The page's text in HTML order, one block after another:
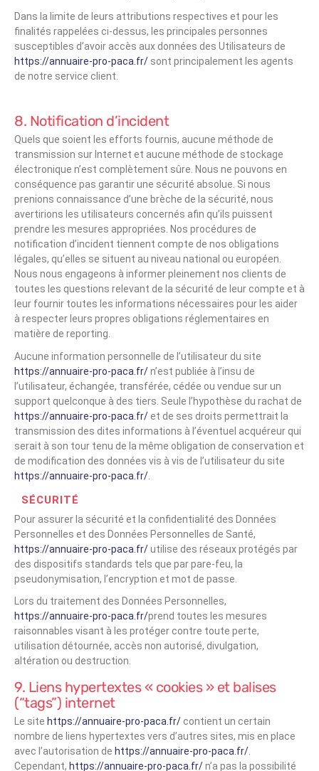
Dans la limite de leurs attributions respectives et pour les
finalités rappelées ci-dessus, les principales personnes
susceptibles d’avoir accès aux données des Utilisateurs de
https://annuaire-pro-paca.fr/ sont principalement les agents
de notre service client.
8. Notification d’incident
Quels que soient les efforts fournis, aucune méthode de
transmission sur Internet et aucune méthode de stockage
électronique n’est complètement sûre. Nous ne pouvons en
conséquence pas garantir une sécurité absolue. Si nous
prenions connaissance d’une brèche de la sécurité, nous
avertirions les utilisateurs concernés afin qu’ils puissent
prendre les mesures appropriées. Nos procédures de
notification d’incident tiennent compte de nos obligations
légales, qu’elles se situent au niveau national ou européen.
Nous nous engageons à informer pleinement nos clients de
toutes les questions relevant de la sécurité de leur compte et à
leur fournir toutes les informations nécessaires pour les aider
à respecter leurs propres obligations réglementaires en
matière de reporting.
Aucune information personnelle de l’utilisateur du site
https://annuaire-pro-paca.fr/n’est publiée à l’insu de
l’utilisateur, échangée, transférée, cédée ou vendue sur un
support quelconque à des tiers. Seule l’hypothèse du rachat de
https://annuaire-pro-paca.fr/et de ses droits permettrait la
transmission des dites informations à l’éventuel acquéreur qui
serait à son tour tenu de la même obligation de conservation et
de modification des données vis à vis de l’utilisateur du site
https://annuaire-pro-paca.fr/
SÉCURITÉ
Pour assurer la sécurité et la confidentialité des Données
Personnelles et des Données Personnelles de Santé,
https://annuaire-pro-paca.fr/utilise des réseaux protégés par
des dispositifs standards tels que par pare-feu, la
pseudonymisation, l’encryption et mot de passe.
Lors du traitement des Données Personnelles,
https://annuaire-pro-paca.fr/prend toutes les mesures
raisonnables visant à les protéger contre toute perte,
utilisation détournée, accès non autorisé, divulgation,
altération ou destruction.
9. Liens hypertextes « cookies » et balises
(“tags”) internet
Le site https://annuaire-pro-paca.fr/ contient un certain
nombre de liens hypertextes vers d’autres sites, mis en place
avec l’autorisation de https://annuaire-pro-paca.fr/
Cependant, https://annuaire-pro-paca.fr/n’a pas la possibilité